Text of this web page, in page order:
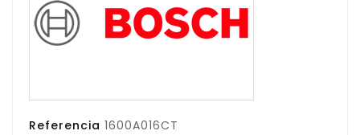
Referencia 1600A016CT